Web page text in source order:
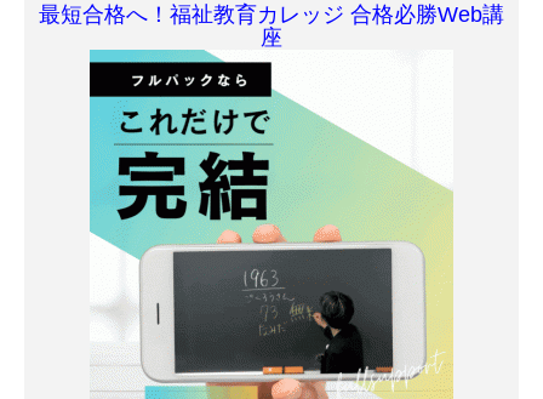
最短合格へ！福祉教育カレッジ 合格必勝Web講
座